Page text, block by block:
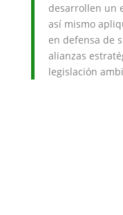
desarrollen un
así mismo
en defensa de
alianzas
legislación